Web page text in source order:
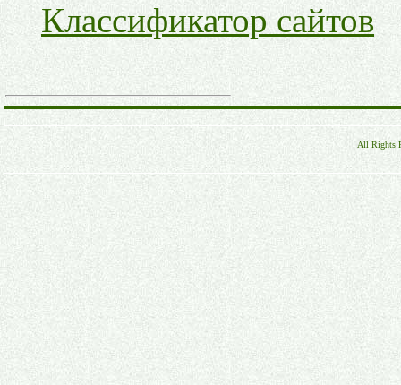
Классификатор сайтов
All Rights